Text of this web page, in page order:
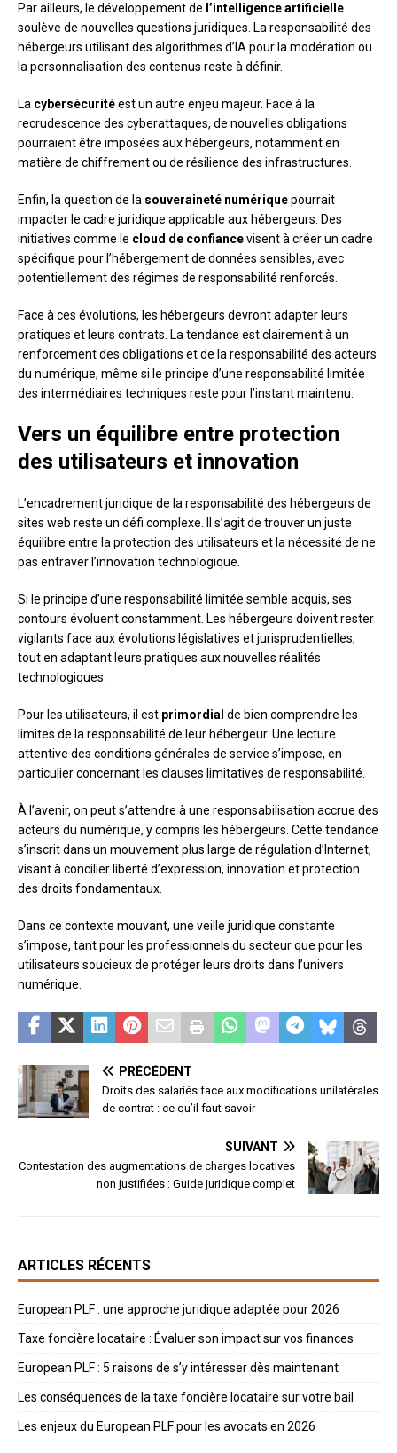
Par ailleurs, le développement de l’intelligence artificielle
soulève de nouvelles questions juridiques. La responsabilité des
hébergeurs utilisant des algorithmes d’IA pour la modération ou
la personnalisation des contenus reste à définir.
La cybersécuritéest un autre enjeu majeur. Face à la
recrudescence des cyberattaques, de nouvelles obligations
pourraient être imposées aux hébergeurs, notamment en
matière de chiffrement ou de résilience des infrastructures.
Enfin, la question de la souveraineté numériquepourrait
impacter le cadre juridique applicable aux hébergeurs. Des
initiatives comme le cloud de confiancevisent à créer un cadre
spécifique pour l’hébergement de données sensibles, avec
potentiellement des régimes de responsabilité renforcés.
Face à ces évolutions, les hébergeurs devront adapter leurs
pratiques et leurs contrats. La tendance est clairement à un
renforcement des obligations et de la responsabilité des acteurs
du numérique, même si le principe d’une responsabilité limitée
des intermédiaires techniques reste pour l’instant maintenu.
Vers un équilibre entre protection
des utilisateurs et innovation
L’encadrement juridique de la responsabilité des hébergeurs de
sites web reste un défi complexe. Il s’agit de trouver un juste
équilibre entre la protection des utilisateurs et la nécessité de ne
pas entraver l’innovation technologique.
Si le principe d’une responsabilité limitée semble acquis, ses
contours évoluent constamment. Les hébergeurs doivent rester
vigilants face aux évolutions législatives et jurisprudentielles,
tout en adaptant leurs pratiques aux nouvelles réalités
technologiques.
Pour les utilisateurs, il est primordial de bien comprendre les
limites de la responsabilité de leur hébergeur. Une lecture
attentive des conditions générales de service s’impose, en
particulier concernant les clauses limitatives de responsabilité.
À l’avenir, on peut s’attendre à une responsabilisation accrue des
acteurs du numérique, y compris les hébergeurs. Cette tendance
s’inscrit dans un mouvement plus large de régulation d’Internet,
visant à concilier liberté d’expression, innovation et protection
des droits fondamentaux.
Dans ce contexte mouvant, une veille juridique constante
s’impose, tant pour les professionnels du secteur que pour les
utilisateurs soucieux de protéger leurs droits dans l’univers
numérique.
PRÉCÉDENT
Droits des salariés face aux modifications unilatérales
de contrat : ce qu’il faut savoir
SUIVANT
Contestation des augmentations de charges locatives
non justifiées : Guide juridique complet
ARTICLES RÉCENTS
European PLF : une approche juridique adaptée pour 2026
Taxe foncière locataire : Évaluer son impact sur vos finances
European PLF : 5 raisons de s’y intéresser dès maintenant
Les conséquences de la taxe foncière locataire sur votre bail
Les enjeux du European PLF pour les avocats en 2026